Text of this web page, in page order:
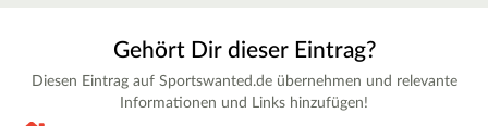
Gehört Dir dieser Eintrag?
Diesen Eintrag auf Sportswanted.de übernehmen und relevante
Informationen und Links hinzufügen!